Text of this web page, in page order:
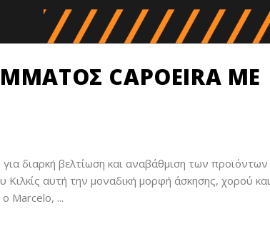
CAPOEIRA ΜΕ
διαρκή βελτίωση και αναβάθμιση των προϊόντων
αυτή την μοναδική μορφή άσκησης, χορού και
ο Marcelo,